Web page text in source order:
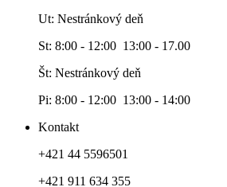
Ut: Nestránkový deň
St: 8:00 - 12:00 13:00 - 17.00
Št: Nestránkový deň
Pi: 8:00 - 12:00 13:00 - 14:00
Kontakt
+421 44 5596501
+421 911 634 355